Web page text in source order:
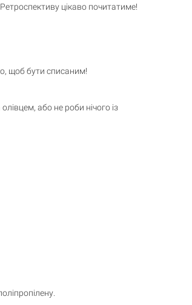
цікаво почитатиме!
щоб бути списаним!
або не роби нічого із